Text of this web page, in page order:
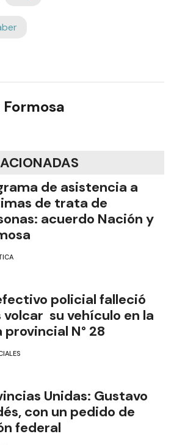
de asistencia a
de trata de
acuerdo Nación y
policial falleció
su vehículo en la
provincial N° 28
Unidas: Gustavo
con un pedido de
federal